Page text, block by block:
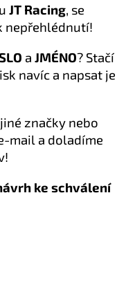
JT Racing, se
nepřehlédnutí!
a JMÉNO? Stačí
navíc a napsat je
značky nebo
mail a doladíme
ke schválení